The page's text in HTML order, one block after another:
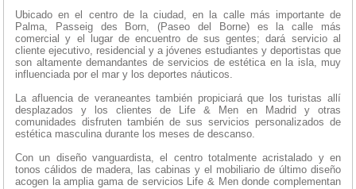
Ubicado en el centro de la ciudad, en la calle más importante de
Palma, Passeig des Born, (Paseo del Borne) es la calle más
comercial y el lugar de encuentro de sus gentes; dará servicio al
cliente ejecutivo, residencial y a jóvenes estudiantes y deportistas que
son altamente demandantes de servicios de estética en la isla, muy
influenciada por el mar y los deportes náuticos.
La afluencia de veraneantes también propiciará que los turistas allí
desplazados y los clientes de Life & Men en Madrid y otras
comunidades disfruten también de sus servicios personalizados de
estética masculina durante los meses de descanso.
Con un diseño vanguardista, el centro totalmente acristalado y en
tonos cálidos de madera, las cabinas y el mobiliario de último diseño
acogen la amplia gama de servicios Life & Men donde complementan